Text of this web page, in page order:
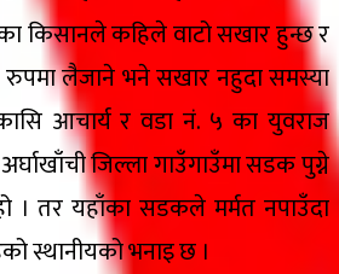
किसानले कहिले वाटो सखार हुन्छ र
लैजाने भने सखार नहुदा समस्या
आचार्य र वडा नं. ५ का युवराज
जिल्ला गाउँगाउँमा सडक पुग्ने
। तर यहाँका सडकले मर्मत नपाउँदा
स्थानीयको भनाइ छ ।